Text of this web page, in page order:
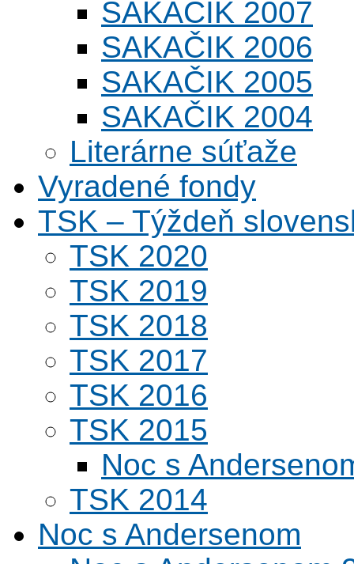
SAKAČIK 2007
SAKAČIK 2006
SAKAČIK 2005
SAKAČIK 2004
Literárne súťaže
Vyradené fondy
TSK – Týždeň
TSK 2020
TSK 2019
TSK 2018
TSK 2017
TSK 2016
TSK 2015
Noc s
TSK 2014
Noc s Andersenom